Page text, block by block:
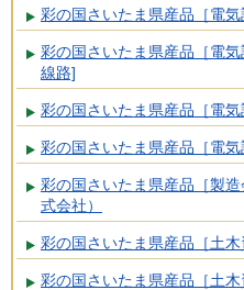
彩の国さいたま県産品［電
彩の国さいたま県産品［電
線路]
彩の国さいたま県産品［電
彩の国さいたま県産品［電
彩の国さいたま県産品［製
式会社）
彩の国さいたま県産品［土
彩の国さいたま県産品［土